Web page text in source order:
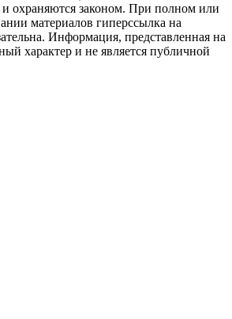
охраняются законом. При полном или
материалов гиперссылка на
Информация, представленная на
характер и не является публичной